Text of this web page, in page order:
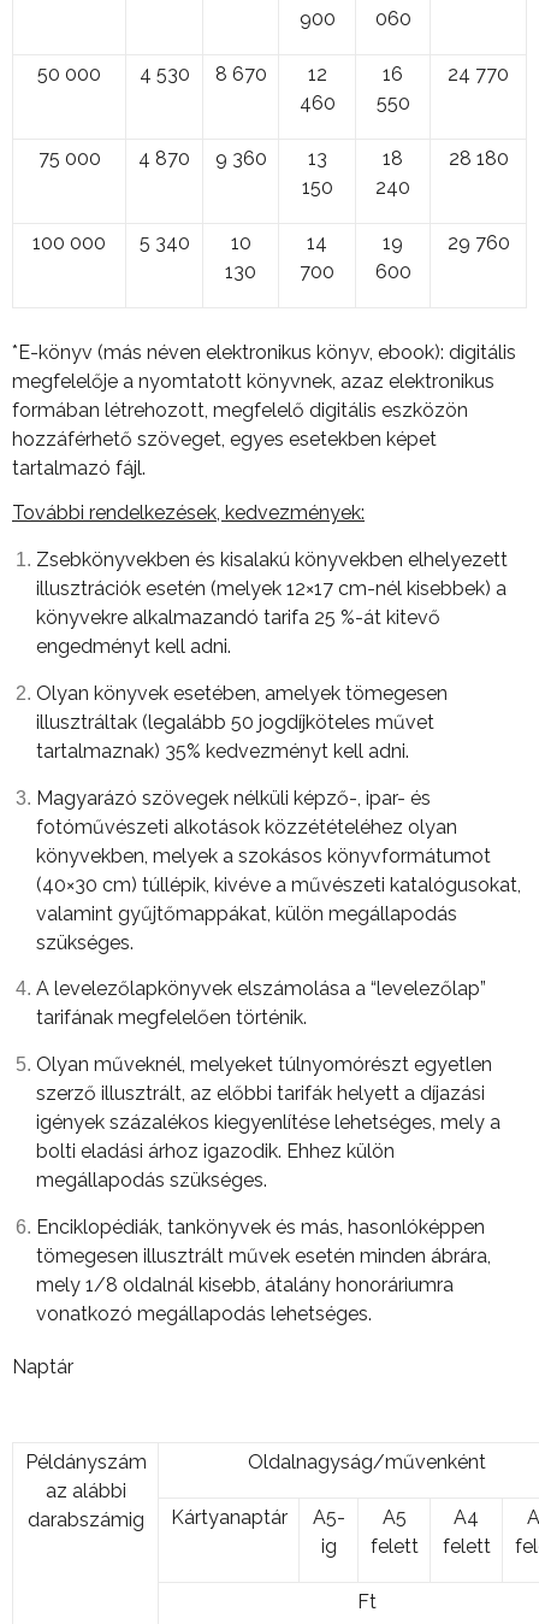
900
060
50 000 4 530 8 670
12
460
16
550
24 770
75 000 4 870 9 360
13
150
18
240
28 180
100 000 5 340
10
130
14
700
19
600
29 760
*E-könyv (más néven elektronikus könyv, ebook): digitális
megfelelője a nyomtatott könyvnek, azaz elektronikus
formában létrehozott, megfelelő digitális eszközön
hozzáférhető szöveget, egyes esetekben képet
tartalmazó fájl.
További rendelkezések, kedvezmények:
Zsebkönyvekben és kisalakú könyvekben elhelyezett
illusztrációk esetén (melyek 12×17 cm-nél kisebbek) a
könyvekre alkalmazandó tarifa 25 %-át kitevő
engedményt kell adni.
Olyan könyvek esetében, amelyek tömegesen
illusztráltak (legalább 50 jogdíjköteles művet
tartalmaznak) 35% kedvezményt kell adni.
Magyarázó szövegek nélküli képző-, ipar- és
fotóművészeti alkotások közzétételéhez olyan
könyvekben, melyek a szokásos könyvformátumot
(40×30 cm) túllépik, kivéve a művészeti katalógusokat,
valamint gyűjtőmappákat, külön megállapodás
szükséges.
A levelezőlapkönyvek elszámolása a “levelezőlap”
tarifának megfelelően történik.
Olyan műveknél, melyeket túlnyomórészt egyetlen
szerző illusztrált, az előbbi tarifák helyett a díjazási
igények százalékos kiegyenlítése lehetséges, mely a
bolti eladási árhoz igazodik. Ehhez külön
megállapodás szükséges.
Enciklopédiák, tankönyvek és más, hasonlóképpen
tömegesen illusztrált művek esetén minden ábrára,
mely 1/8 oldalnál kisebb, átalány honoráriumra
vonatkozó megállapodás lehetséges.
Naptár
Példányszám
az alábbi
darabszámig
Oldalnagyság/művenként
Kártyanaptár
A5-
ig
A5
felett
A4
felett
Ft